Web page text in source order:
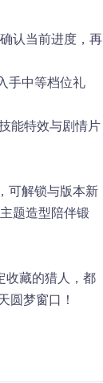
认当前进度，再
手中等档位礼
能特效与剧情片
可解锁与版本新
题造型陪伴锻
收藏的猎人，都
圆梦窗口！